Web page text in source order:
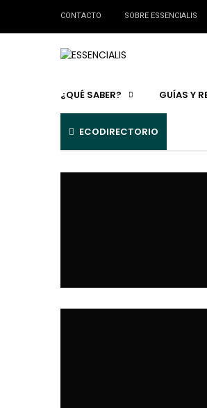
CONTACTO SOBRE ESSENCIALIS
¿QUÉ SABER? GUÍAS Y
ECODIRECTORIO